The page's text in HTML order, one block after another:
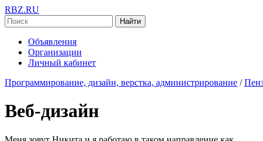
RBZ.RU
Найти
Объявления
Организации
Личный кабинет
Программирование, дизайн, верстка, администрирование /
Веб-дизайн